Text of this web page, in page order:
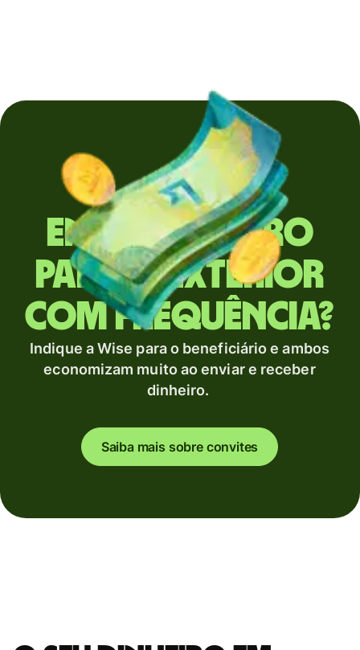
Envia dinheiro
para o exterior
com frequência?
Indique a Wise para o beneficiário e ambos
economizam muito ao enviar e receber
dinheiro.
Saiba mais sobre convites